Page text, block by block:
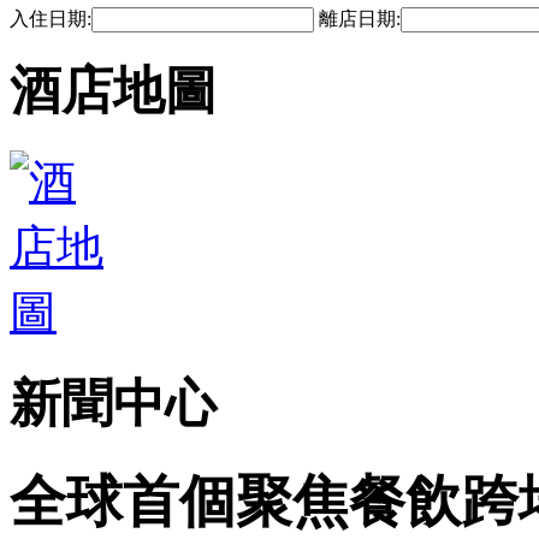
入住日期: 離店日期:
酒店地圖
新聞中心
全球首個聚焦餐飲